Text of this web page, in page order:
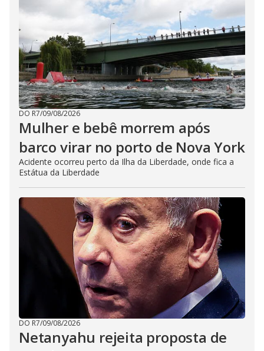
DO R7/09/08/2026
Mulher e bebê morrem após
barco virar no porto de Nova York
Acidente ocorreu perto da Ilha da Liberdade, onde fica a
Estátua da Liberdade
DO R7/09/08/2026
Netanyahu rejeita proposta de